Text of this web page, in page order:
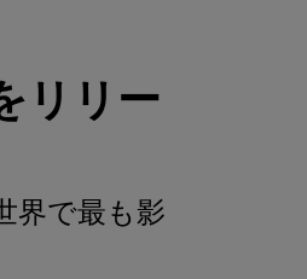
リリー
界で最も影